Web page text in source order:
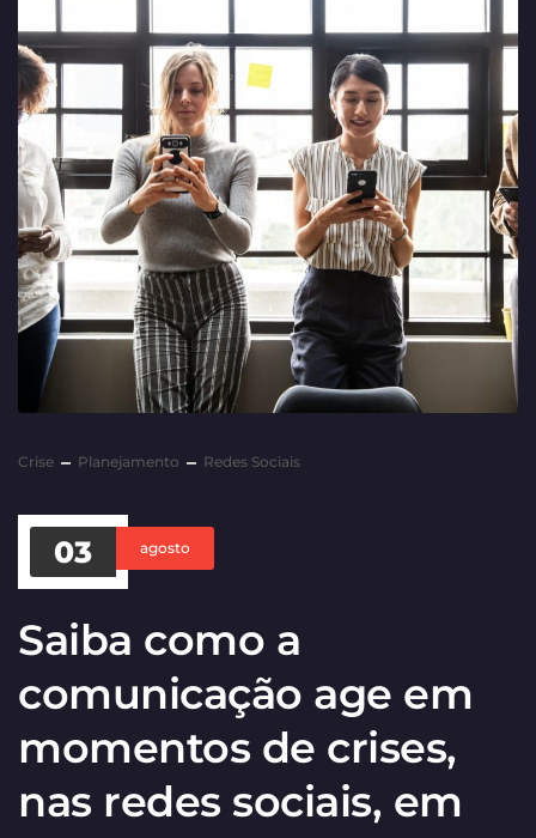
Crise Planejamento Redes Sociais
03 agosto
Saiba como a
comunicação age em
momentos de crises,
nas redes sociais, em